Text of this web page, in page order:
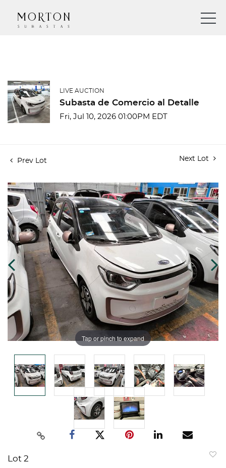
LIVE AUCTION
Subasta de Comercio al Detalle
Fri, Jul 10, 2026 01:00PM EDT
Prev Lot Next Lot
Tap or pinch to expand
Lot 2